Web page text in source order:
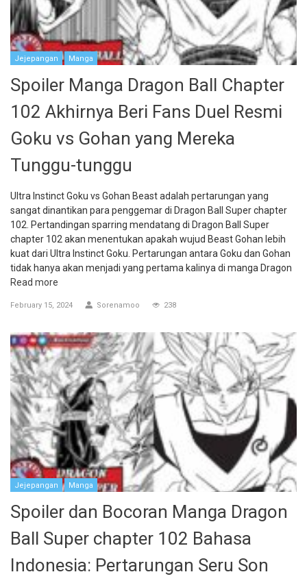
Jejepangan Manga
Spoiler Manga Dragon Ball Chapter
102 Akhirnya Beri Fans Duel Resmi
Goku vs Gohan yang Mereka
Tunggu-tunggu
Ultra Instinct Goku vs Gohan Beast adalah pertarungan yang
sangat dinantikan para penggemar di Dragon Ball Super chapter
102. Pertandingan sparring mendatang di Dragon Ball Super
chapter 102 akan menentukan apakah wujud Beast Gohan lebih
kuat dari Ultra Instinct Goku. Pertarungan antara Goku dan Gohan
tidak hanya akan menjadi yang pertama kalinya di manga Dragon
Read more
February 15, 2024 Sorenamoo 238
Jejepangan Manga
Spoiler dan Bocoran Manga Dragon
Ball Super chapter 102 Bahasa
Indonesia: Pertarungan Seru Son